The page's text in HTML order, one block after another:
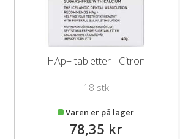
HAp+ tabletter - Citron
18 stk
Varen er på lager
78,35 kr